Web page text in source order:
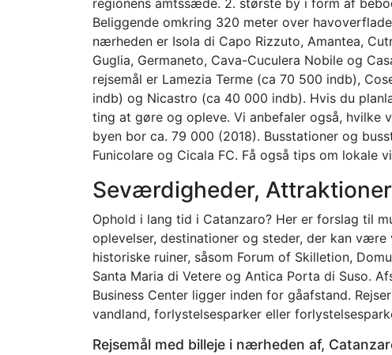
Beliggende omkring 320 meter over
nærheden er Isola di Capo Rizzuto, Amantea,
Guglia, Germaneto, Cava-Cuculera Nobile og
rejsemål er Lamezia Terme (ca 70 500 indb),
indb) og Nicastro (ca 40 000 indb). Hvis du
ting at gøre og opleve. Vi anbefaler også, hvilke
byen bor ca. 79 000 (2018). Busstationer og
Funicolare og Cicala FC. Få også tips om lokale
Seværdigheder,
Ophold i lang tid i Catanzaro? Her er forslag til
oplevelser, destinationer og steder, der kan
historiske ruiner, såsom Forum of Skilletion,
Santa Maria di Vetere og Antica Porta di Suso.
Business Center ligger inden for gåafstand.
vandland, forlystelsesparker eller
Rejsemål med billeje i nærheden af,